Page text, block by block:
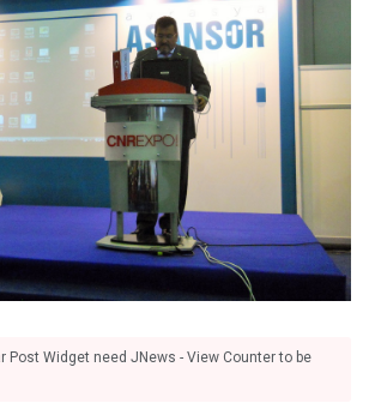
Post Widget need JNews - View Counter to be